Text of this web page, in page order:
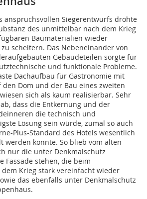
anspruchsvollen Siegerentwurfs drohte
des unmittelbar nach dem Krieg
Baumaterialien wieder
scheitern. Das Nebeneinander von
Gebäudeteilen sorgte für
und funktionale Probleme.
Dachaufbau für Gastronomie mit
den Dom und der Bau eines zweiten
sich als kaum realisierbar. Sehr
dass die Entkernung und der
die technisch und
Lösung sein würde, zumal so auch
Plus-Standard des Hotels wesentlich
werden konnte. So blieb vom alten
nur die unter Denkmalschutz
Fassade stehen, die beim
Krieg stark vereinfacht wieder
das ebenfalls unter Denkmalschutz